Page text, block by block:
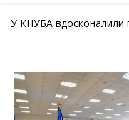
У КНУБА вдосконалили